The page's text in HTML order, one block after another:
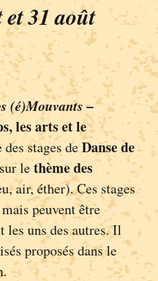
31 août
(é)Mouvants–
les arts et le
stages deDanse de
lethème des
air, éther). Ces stages
peuvent être
les uns des autres. Il
proposés dans le